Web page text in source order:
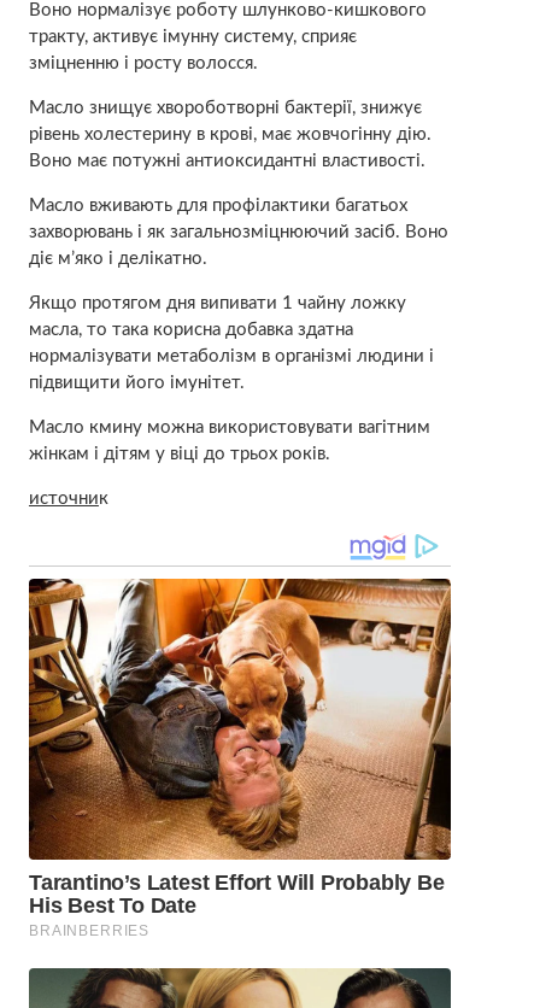
Воно нормалізує роботу шлунково-кишкового
тракту, активує імунну систему, сприяє
зміцненню і росту волосся.
Масло знищує хвороботворні бактерії, знижує
рівень холестерину в крові, має жовчогінну дію.
Воно має потужні антиоксидантні властивості.
Масло вживають для профілактики багатьох
захворювань і як загальнозміцнюючий засіб. Воно
діє м’яко і делікатно.
Якщо протягом дня випивати 1 чайну ложку
масла, то така корисна добавка здатна
нормалізувати метаболізм в організмі людини і
підвищити його імунітет.
Масло кмину можна використовувати вагітним
жінкам і дітям у віці до трьох років.
источник